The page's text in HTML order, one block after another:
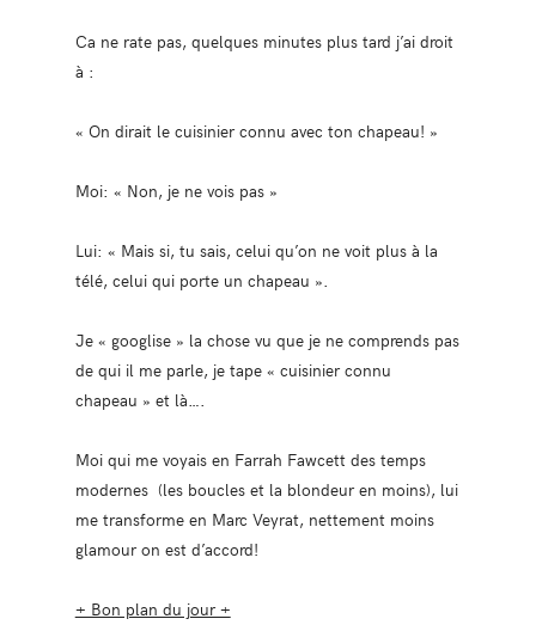
Ca ne rate pas, quelques minutes plus tard j’ai droit
à :
« On dirait le cuisinier connu avec ton chapeau! »
Moi: « Non, je ne vois pas »
Lui: « Mais si, tu sais, celui qu’on ne voit plus à la
télé, celui qui porte un chapeau ».
Je « googlise » la chose vu que je ne comprends pas
de qui il me parle, je tape « cuisinier connu
chapeau » et là….
Moi qui me voyais en Farrah Fawcett des temps
modernes (les boucles et la blondeur en moins), lui
me transforme en Marc Veyrat, nettement moins
glamour on est d’accord!
+ Bon plan du jour +